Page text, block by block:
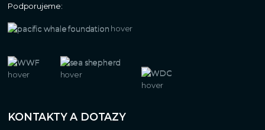
Podporujeme:
KONTAKTY A DOTAZY